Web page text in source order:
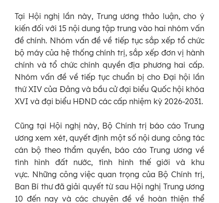
Tại Hội nghị lần này, Trung ương thảo luận, cho ý
kiến đối với 15 nội dung tập trung vào hai nhóm vấn
đề chính. Nhóm vấn đề về tiếp tục sắp xếp tổ chức
bộ máy của hệ thống chính trị, sắp xếp đơn vị hành
chính và tổ chức chính quyền địa phương hai cấp.
Nhóm vấn đề về tiếp tục chuẩn bị cho Đại hội lần
thứ XIV của Đảng và bầu cử đại biểu Quốc hội khóa
XVI và đại biểu HĐND các cấp nhiệm kỳ 2026-2031.
Cũng tại Hội nghị này, Bộ Chính trị báo cáo Trung
ương xem xét, quyết định một số nội dung công tác
cán bộ theo thẩm quyền, báo cáo Trung ương về
tình hình đất nước, tình hình thế giới và khu
vực. Những công việc quan trọng của Bộ Chính trị,
Ban Bí thư đã giải quyết từ sau Hội nghị Trung ương
10 đến nay và các chuyên đề về hoàn thiện thể